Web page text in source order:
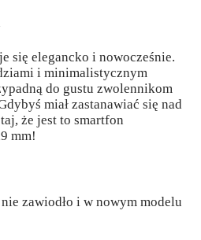
się elegancko i nowocześnie.
i minimalistycznym
do gustu zwolennikom
miał zastanawiać się nad
że jest to smartfon
mm!
zawiodło i w nowym modelu